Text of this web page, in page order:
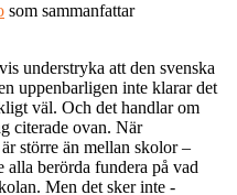
som sammanfattar
understryka att den svenska
uppenbarligen inte klarar det
väl. Och det handlar om
citerade ovan. När
större än mellan skolor –
berörda fundera på vad
Men det sker inte -